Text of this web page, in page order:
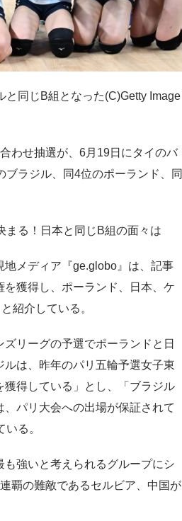
同じB組となった(C)Getty Image
わせ抽選が、6月19日にタイのバ
ラジル、同4位のポーランド、同
まる！日本と同じB組の面々は
メディア『ge.globo』は、記事
獲得し、ポーランド、日本、ケ
紹介している。
リーグの予選でポーランドと日
は、昨年のパリ五輪予選女子東
得している」とし、「ブラジル
パリ大会への出場が保証されて
る。
強いと考えられるグループにシ
覇の難敵であるセルビア、中国が